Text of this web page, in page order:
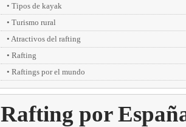
Tipos de kayak
Turismo rural
Atractivos del rafting
Rafting
Raftings por el mundo
Rafting por